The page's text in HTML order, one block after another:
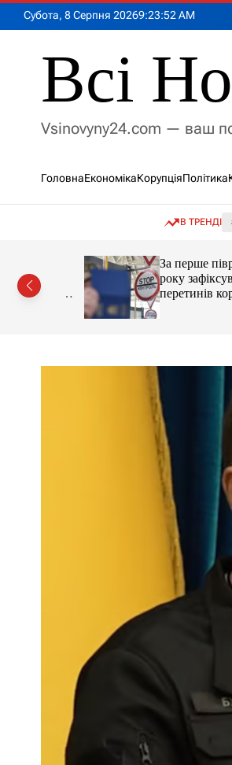
Субота, 8 Серпня 20269:23:54 AM
Всі
Vsinovyny24.com — ваш
ГоловнаЕкономікаКорупціяПолітика
В ТРЕНДІ
спеку
За перше
року
перетинів